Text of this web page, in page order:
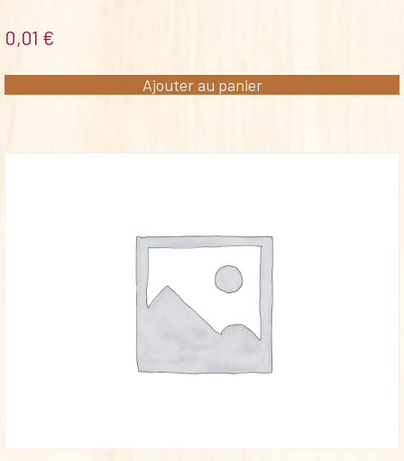
0,01 €
Ajouter au panier